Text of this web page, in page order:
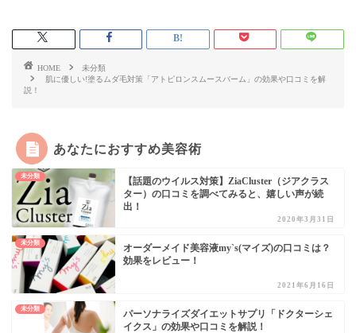
HOME
未分類
肌に優しい!塗るムダ毛対策「アトピロンスムースバーム」の効果や口コミを解
説！
あなたにおすすめ美容術
未分類
【話題のウイルス対策】ZiaCluster（ジアクラス
ター）の口コミを調べてみると、嬉しい声が続
出！
2020年3月31日
未分類
オーダーメイド美容液my`s(マイズ)の口コミは？
効果をレビュー！
2021年6月16日
未分類
パーソナライズダイエットサプリ「ドクターシェ
イクス」の効果や口コミを解説！